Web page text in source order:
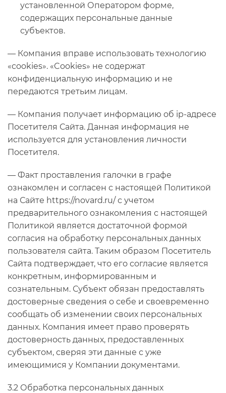
установленной Оператором форме,
содержащих персональные данные
субъектов.
— Компания вправе использовать технологию
«cookies». «Cookies» не содержат
конфиденциальную информацию и не
передаются третьим лицам.
— Компания получает информацию об ip-адресе
Посетителя Сайта. Данная информация не
используется для установления личности
Посетителя.
— Факт проставления галочки в графе
ознакомлен и согласен с настоящей Политикой
на Сайте https://novard.ru/ с учетом
предварительного ознакомления с настоящей
Политикой является достаточной формой
согласия на обработку персональных данных
пользователя сайта. Таким образом Посетитель
Сайта подтверждает, что его согласие является
конкретным, информированным и
сознательным. Субъект обязан предоставлять
достоверные сведения о себе и своевременно
сообщать об изменении своих персональных
данных. Компания имеет право проверять
достоверность данных, предоставленных
субъектом, сверяя эти данные с уже
имеющимися у Компании документами.
3.2 Обработка персональных данных